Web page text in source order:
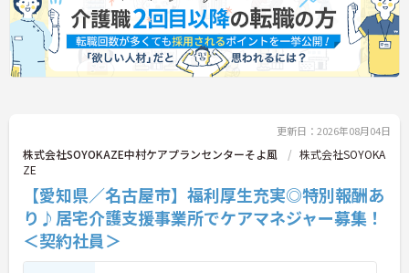
更新日：2026年08月04日
株式会社SOYOKAZE中村ケアプランセンターそよ風
株式会社SOYOKA
ZE
【愛知県／名古屋市】福利厚生充実◎特別報酬あ
り♪居宅介護支援事業所でケアマネジャー募集！
＜契約社員＞